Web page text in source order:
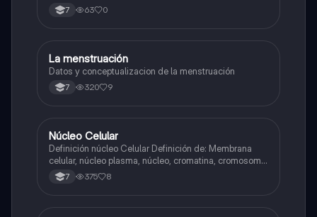
7 63 0
Biologia
La menstruación
Datos y conceptualizacion de la menstruación
7 320 9
Biologia
Núcleo Celular
Definición núcleo Celular Definición de: Membrana
celular, núcleo plasma, núcleo, cromatina, cromosoma
Interfase Fases de la interfase
7 375 8